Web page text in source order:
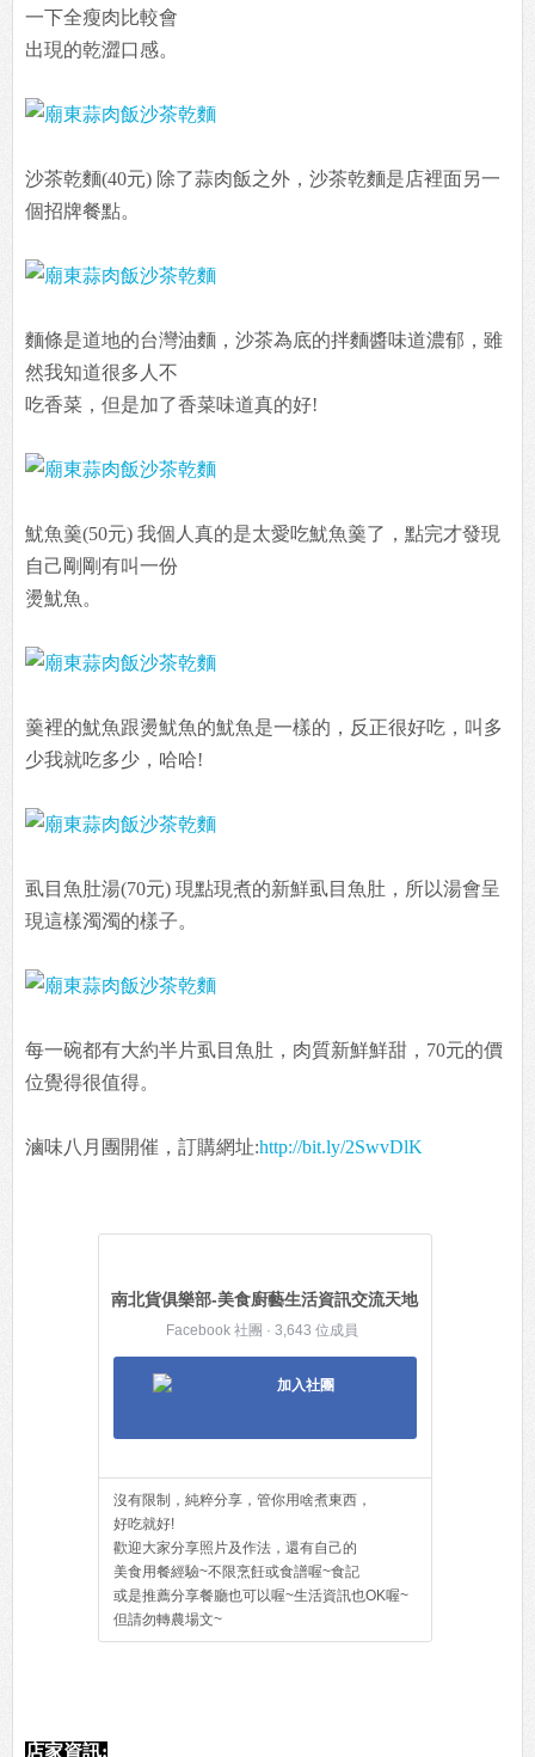
一下全瘦肉比較會
出現的乾澀口感。
沙茶乾麵(40元) 除了蒜肉飯之外，沙茶乾麵是店裡面另一
個招牌餐點。
麵條是道地的台灣油麵，沙茶為底的拌麵醬味道濃郁，雖
然我知道很多人不
吃香菜，但是加了香菜味道真的好!
魷魚羹(50元) 我個人真的是太愛吃魷魚羹了，點完才發現
自己剛剛有叫一份
燙魷魚。
羹裡的魷魚跟燙魷魚的魷魚是一樣的，反正很好吃，叫多
少我就吃多少，哈哈!
虱目魚肚湯(70元) 現點現煮的新鮮虱目魚肚，所以湯會呈
現這樣濁濁的樣子。
每一碗都有大約半片虱目魚肚，肉質新鮮鮮甜，70元的價
位覺得很值得。
滷味八月團開催，訂購網址:http://bit.ly/2SwvDlK
南北貨俱樂部-美食廚藝生活資訊交流天地
Facebook 社團 · 3,643 位成員
加入社團
沒有限制，純粹分享，管你用啥煮東西，
好吃就好!
歡迎大家分享照片及作法，還有自己的
美食用餐經驗~不限烹飪或食譜喔~食記
或是推薦分享餐廳也可以喔~生活資訊也OK喔~
但請勿轉農場文~
店家資訊: